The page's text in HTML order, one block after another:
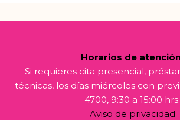
Horarios de
Si requieres cita presencial,
técnicas, los días miércoles con
4700, 9:30 a 15:00 hrs.
Aviso de privacidad